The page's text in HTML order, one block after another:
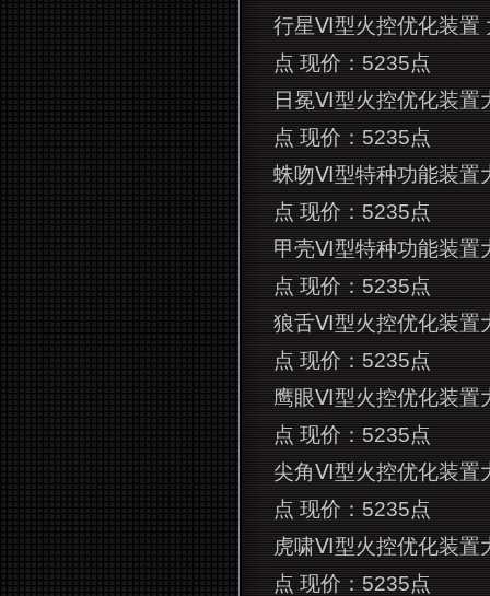
行星Ⅵ型火控优化装置
点 现价：5235点
日冕Ⅵ型火控优化装置
点 现价：5235点
蛛吻Ⅵ型特种功能装置
点 现价：5235点
甲壳Ⅵ型特种功能装置
点 现价：5235点
狼舌Ⅵ型火控优化装置
点 现价：5235点
鹰眼Ⅵ型火控优化装置
点 现价：5235点
尖角Ⅵ型火控优化装置
点 现价：5235点
虎啸Ⅵ型火控优化装置
点 现价：5235点